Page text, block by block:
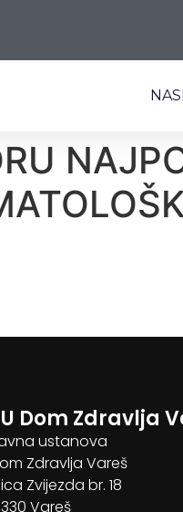
Dom Zdravlja
ustanova
Zdravlja Vareš
Zvijezda br. 18
Vareš